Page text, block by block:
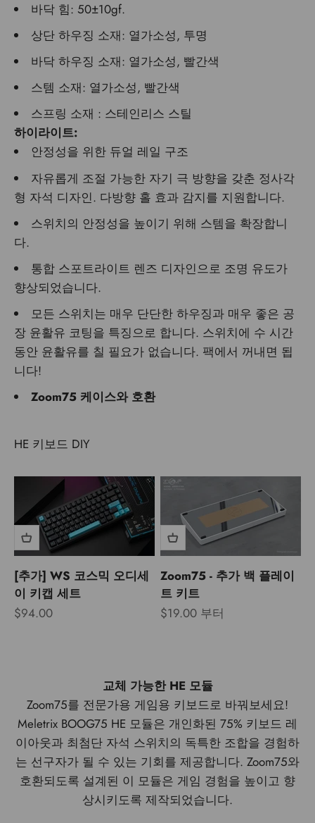
바닥 힘: 50±10gf.
상단 하우징 소재: 열가소성, 투명
바닥 하우징 소재: 열가소성, 빨간색
스템 소재: 열가소성, 빨간색
스프링 소재 : 스테인리스 스틸
하이라이트:
안정성을 위한 듀얼 레일 구조
자유롭게 조절 가능한 자기 극 방향을 갖춘 정사각
형 자석 디자인. 다방향 홀 효과 감지를 지원합니다.
스위치의 안정성을 높이기 위해 스템을 확장합니
다.
통합 스포트라이트 렌즈 디자인으로 조명 유도가
향상되었습니다.
모든 스위치는 매우 단단한 하우징과 매우 좋은 공
장 윤활유 코팅을 특징으로 합니다. 스위치에 수 시간
동안 윤활유를 칠 필요가 없습니다. 팩에서 꺼내면 됩
니다!
Zoom75 케이스와 호환
[추가] WS 코스믹 오디세
이 키캡 세트
할인 가격
$94.00
Zoom75 - 추가 백 플레이
트 키트
할인 가격
$19.00 부터
교체 가능한 HE 모듈
Zoom75를 전문가용 게임용 키보드로 바꿔보세요!
Meletrix BOOG75 HE 모듈은 개인화된 75% 키보드 레
이아웃과 최첨단 자석 스위치의 독특한 조합을 경험하
는 선구자가 될 수 있는 기회를 제공합니다. Zoom75와
호환되도록 설계된 이 모듈은 게임 경험을 높이고 향
상시키도록 제작되었습니다.